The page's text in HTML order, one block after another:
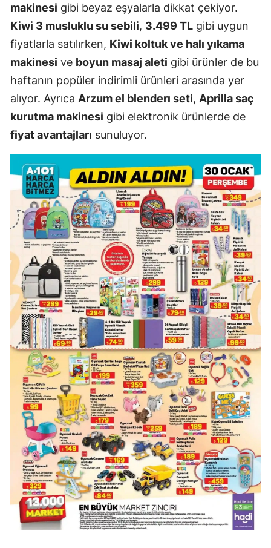
makinesi gibi beyaz eşyalarla dikkat çekiyor.
Kiwi 3 musluklu su sebili, 3.499 TL gibi uygun
fiyatlarla satılırken, Kiwi koltuk ve halı yıkama
makinesi ve boyun masaj aleti gibi ürünler de bu
haftanın popüler indirimli ürünleri arasında yer
alıyor. Ayrıca Arzum el blenderı seti, Aprilla saç
kurutma makinesi gibi elektronik ürünlerde de
fiyat avantajları sunuluyor.